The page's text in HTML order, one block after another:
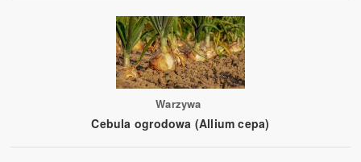
Warzywa
Cebula ogrodowa (Allium cepa)